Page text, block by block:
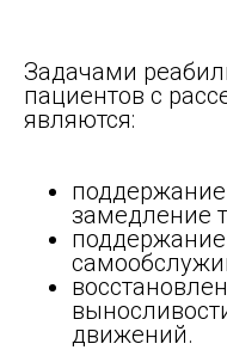
Задачами
пациентов с
являются:
замедление
движений.